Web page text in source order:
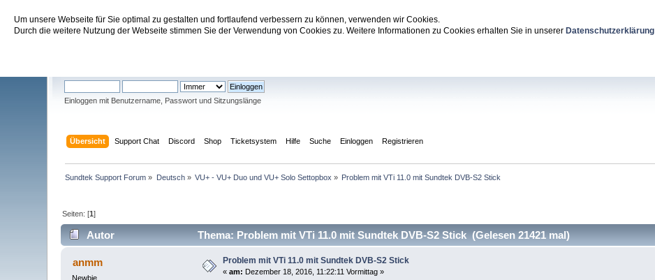
Um unsere Webseite für Sie optimal zu gestalten und fortlaufend verbessern zu können, verwenden wir Cookies.
Durch die weitere Nutzung der Webseite stimmen Sie der Verwendung von Cookies zu. Weitere Informationen zu Cookies erhalten Sie in unserer Datenschutzerklärung
Sundtek Support Forum
Einloggen mit Benutzername, Passwort und Sitzungslänge
Übersicht Support Chat Discord Shop Ticketsystem Hilfe Suche Einloggen Registrieren
Sundtek Support Forum » Deutsch» VU+ - VU+ Duo und VU+ Solo Settopbox » Problem mit VTi 11.0 mit Sundtek DVB-S2 Stick
Seiten: [1]
Autor Thema: Problem mit VTi 11.0 mit Sundtek DVB-S2 Stick (Gelesen 21421 mal)
anmm
Newbie
Problem mit VTi 11.0 mit Sundtek DVB-S2 Stick
«am: Dezember 18, 2016, 11:22:11 Vormittag »